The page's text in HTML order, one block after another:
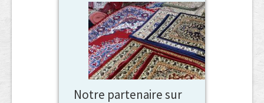
Notre partenaire sur